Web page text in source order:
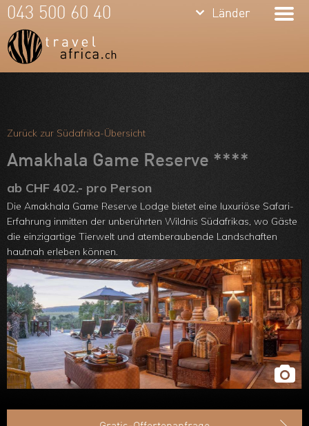
Team
Über uns
Feedbacks
Kontakt
ARVB
keyboard_arrow_down Länder
Simbabwe
Kenia
Tansania &
Sansibar
Malawi
Ruanda
Uganda
Äthiopien
keyboard_arrow_down Länder
043 500 60 40
Zurück zur Südafrika-Übersicht
Amakhala Game Reserve ****
ab CHF 402.- pro Person
Die Amakhala Game Reserve Lodge bietet eine luxuriöse Safari-
Erfahrung inmitten der unberührten Wildnis Südafrikas, wo Gäste
die einzigartige Tierwelt und atemberaubende Landschaften
hautnah erleben können.